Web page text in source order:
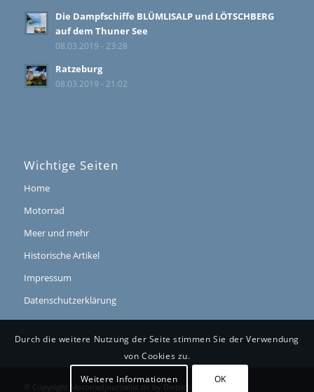
Die Dampfschiffe BLÜMLISALP und LÖTSCHBERG
auf dem Thuner See
08.03.2019 - 23:28
Ratzeburg
08.03.2019 - 21:02
Wichtige Seiten
Home
Motorrad
Meer und mehr
Historische Artikel
Impressum
Datenschutzerklärung
© Copyright Motorradjournalist.de by Dietrich Hub
Durch die weitere Nutzung der Seite stimmen Sie der Verwendung
von Cookies zu.
Weitere Informationen
OK